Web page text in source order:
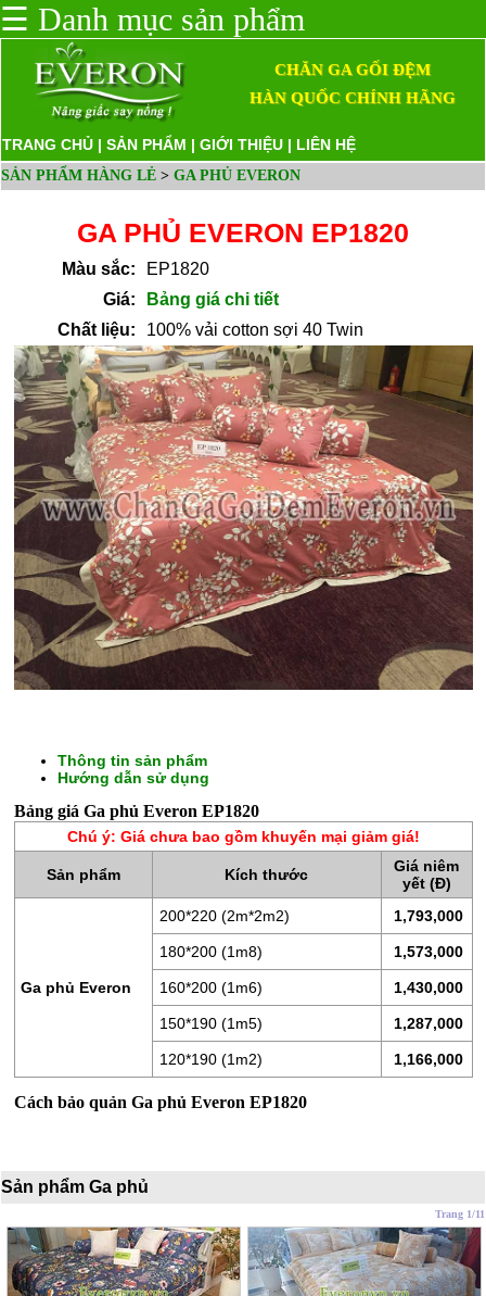
CHĂN
GỐI
ĐỆM
LÒ
GỐI
RUỘT
CAO
CẤP
ARTEMIS
☰ Danh mục sản phẩm
CHĂN GA GỐI ĐỆM
HÀN QUỐC CHÍNH HÃNG
TRANG CHỦ | SẢN PHẨM | GIỚI THIỆU | LIÊN HỆ
SẢN PHẨM HÀNG LẺ > GA PHỦ EVERON
GA PHỦ EVERON EP1820
Màu sắc:
EP1820
Giá:
Bảng giá chi tiết
Chất liệu:
100% vải cotton sợi 40 Twin
Thông tin sản phẩm
Hướng dẫn sử dụng
Bảng giá Ga phủ Everon EP1820
Chú ý: Giá chưa bao gồm khuyến mại giảm giá!
Sản phẩm Kích thước
Giá niêm
yết (Đ)
Ga phủ Everon
200*220 (2m*2m2) 1,793,000
180*200 (1m8) 1,573,000
160*200 (1m6) 1,430,000
150*190 (1m5) 1,287,000
120*190 (1m2) 1,166,000
Cách bảo quản Ga phủ Everon EP1820
Sản phẩm Ga phủ
Trang 1/11